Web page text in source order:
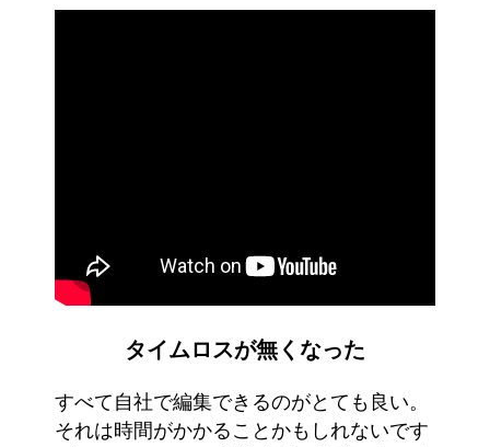
タイムロスが無くなった
すべて自社で編集できるのがとても良い。
それは時間がかかることかもしれないです